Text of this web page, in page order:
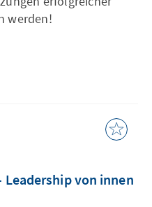
werden!
von innen